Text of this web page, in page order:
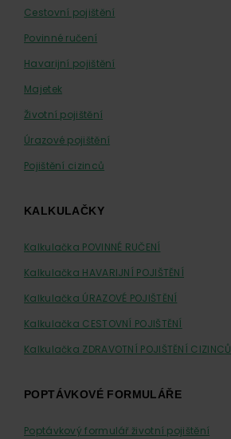
Cestovní pojištění
Povinné ručení
Havarijní pojištění
Majetek
Životní pojištění
Úrazové pojištění
Pojištění cizinců
KALKULAČKY
Kalkulačka POVINNÉ RUČENÍ
Kalkulačka HAVARIJNÍ POJIŠTĚNÍ
Kalkulačka ÚRAZOVÉ POJIŠTĚNÍ
Kalkulačka CESTOVNÍ POJIŠTĚNÍ
Kalkulačka ZDRAVOTNÍ POJIŠTĚNÍ CIZINCŮ
POPTÁVKOVÉ FORMULÁŘE
Poptávkový formulář životní pojištění